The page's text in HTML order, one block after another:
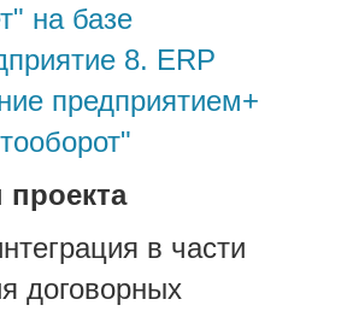
на базе
8. ERP
предприятием+
проекта
в части
договорных